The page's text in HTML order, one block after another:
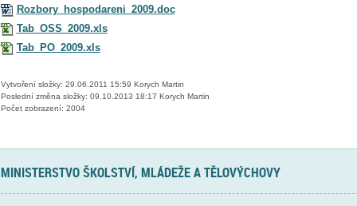
Rozbory_hospodareni_2009.doc
Tab_OSS_2009.xls
Tab_PO_2009.xls
Vytvoření složky: 29.06.2011 15:59 Korych Martin
Poslední změna složky: 09.10.2013 18:17 Korych Martin
Počet zobrazení: 2004
MINISTERSTVO ŠKOLSTVÍ, MLÁDEŽE A TĚLOVÝCHOVY